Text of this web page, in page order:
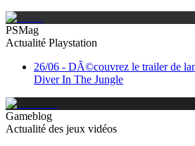
PSMag
Actualité Playstation
26/06 - DÃ©couvrez le trailer de
Diver In The Jungle
Gameblog
Actualité des jeux vidéos